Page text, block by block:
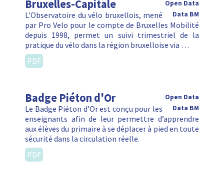
Bruxelles-Capitale
Open Data
Data BM
L'Observatoire du vélo bruxellois, mené
par Pro Velo pour le compte de Bruxelles Mobilité
depuis 1998, permet un suivi trimestriel de la
pratique du vélo dans la région bruxelloise via …
PDF
Badge Piéton d'Or
Open Data
Data BM
Le Badge Piéton d’Or est conçu pour les
enseignants afin de leur permettre d’apprendre
aux élèves du primaire à se déplacer à pied en toute
sécurité dans la circulation réelle.
PDF